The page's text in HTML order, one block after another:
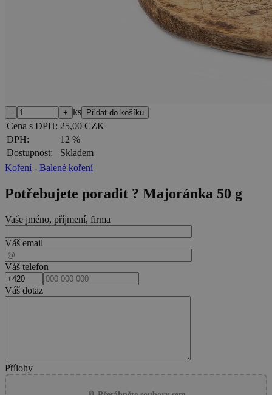
ks
Cena s DPH: 25,00 CZK
DPH:
12 %
Dostupnost:
Skladem
Koření - Balené koření
Potřebujete poradit ? Majoránka 50 g
Vaše jméno, příjmení, firma
Váš email
Váš telefon
Váš dotaz
Přílohy